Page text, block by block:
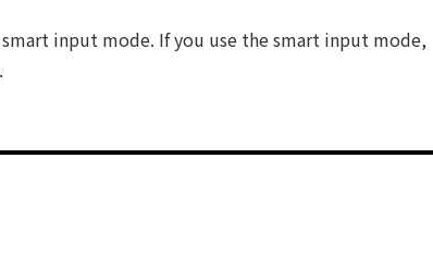
smart input mode. If you use the smart input mode,